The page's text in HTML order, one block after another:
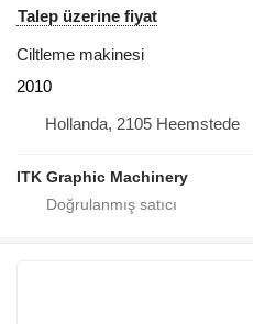
Talep üzerine fiyat
Ciltleme makinesi
2010
Hollanda, 2105 Heemstede
ITK Graphic Machinery